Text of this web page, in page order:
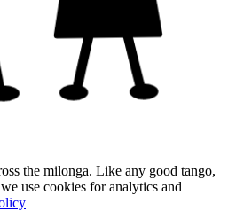
the milonga. Like any good tango,
use cookies for analytics and